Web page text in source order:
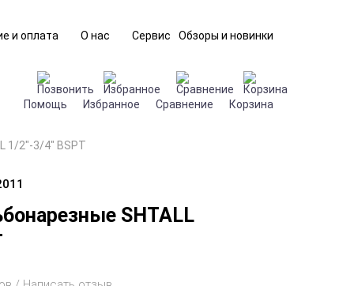
и оплата О нас Сервис Обзоры и новинки
Помощь Избранное Сравнение Корзина
1/2"-3/4" BSPT
SHTALL